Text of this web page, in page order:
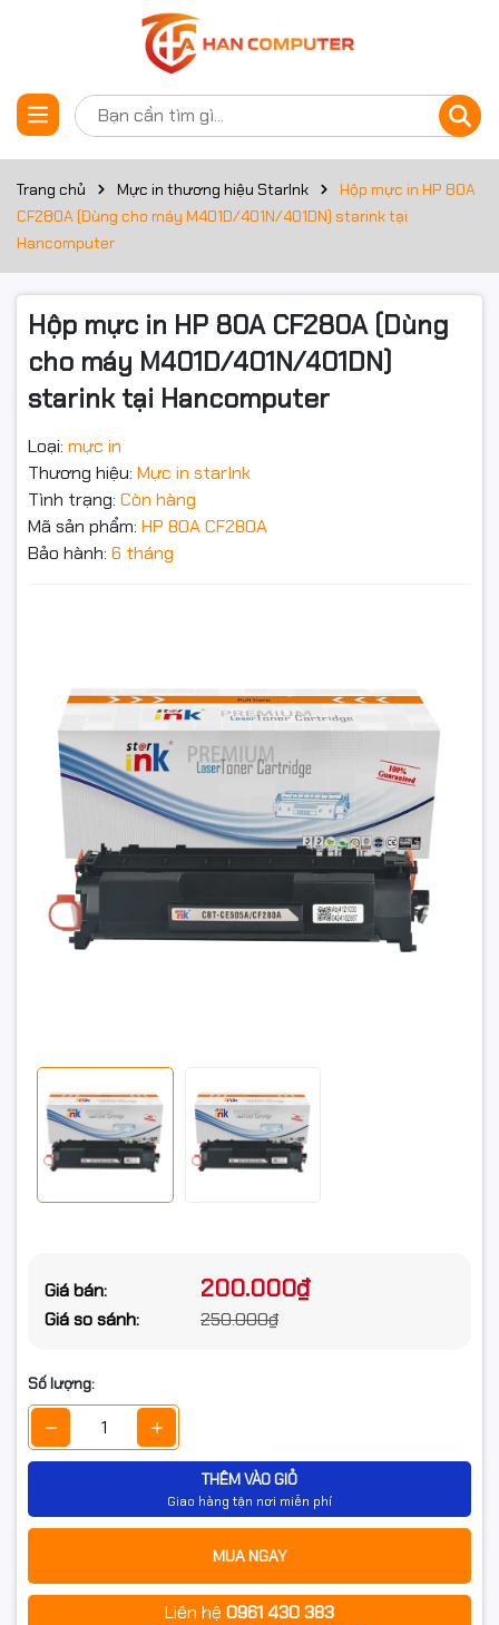
Trang chủ Mực in thương hiệu StarInk
Hộp mực in HP 80A
CF280A (Dùng cho máy M401D/401N/401DN) starink tại
Hancomputer
Hộp mực in HP 80A CF280A (Dùng
cho máy M401D/401N/401DN)
starink tại Hancomputer
Loại: mực in
Thương hiệu: Mực in starInk
Tình trạng: Còn hàng
Mã sản phẩm: HP 80A CF280A
Bảo hành: 6 tháng
Giá bán: 200.000₫
Giá so sánh: 250.000₫
Số lượng:
THÊM VÀO GIỎ
Giao hàng tận nơi miễn phí
MUA NGAY
Liên hệ 0961 430 383
Thông số kỹ thuật
Thông số Chi tiết
Mã mực HP 80A (CF280A)
Loại mực
Máy in tương
thích
HP LaserJet Pro M401d/ M401n/ M401dn/ M425
series
Đặt trước sản phẩm
Đặt trước sản phẩm để nhận thêm nhiều ưu đãi bạn
GỬI THÔNG TIN